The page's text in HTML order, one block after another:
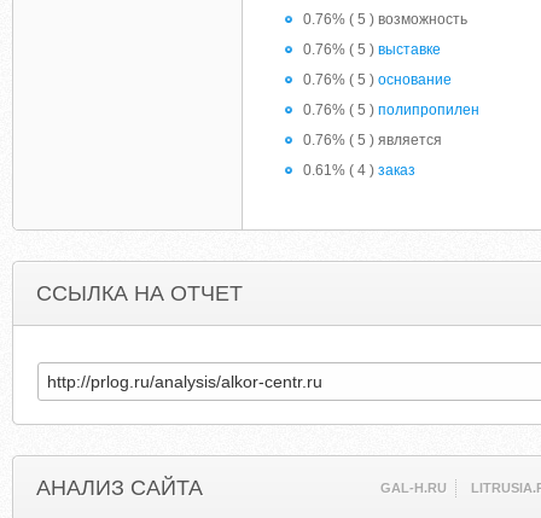
0.76% ( 5 ) возможность
0.76% ( 5 ) выставке
0.76% ( 5 ) основание
0.76% ( 5 ) полипропилен
0.76% ( 5 ) является
0.61% ( 4 ) заказ
ССЫЛКА НА ОТЧЕТ
АНАЛИЗ САЙТА GAL-H.RU